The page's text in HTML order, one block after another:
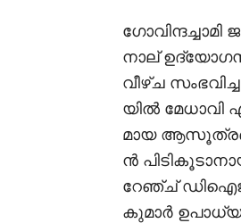
നാല്
വീഴ്ച
യിൽ മേധാവി
മായ
ൻ
റേഞ്ച്
കുമാർ